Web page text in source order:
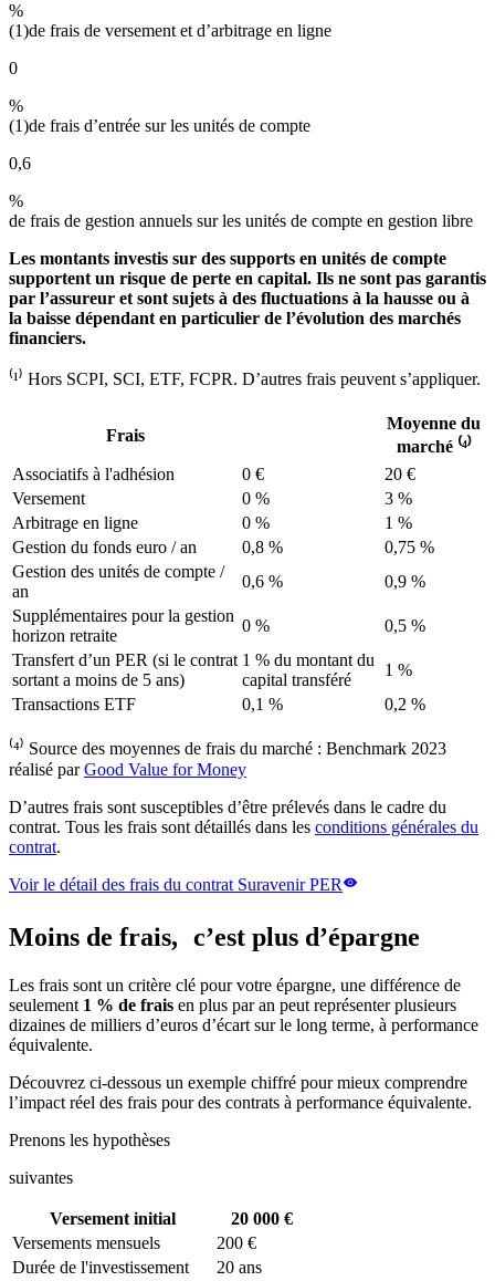
%
(1)de frais de versement et d’arbitrage en ligne
0
%
(1)de frais d’entrée sur les unités de compte
0,6
%
de frais de gestion annuels sur les unités de compte en gestion libre
Les montants investis sur des supports en unités de compte
supportent un risque de perte en capital. Ils ne sont pas garantis
par l’assureur et sont sujets à des fluctuations à la hausse ou à
la baisse dépendant en particulier de l’évolution des marchés
financiers.
⁽¹⁾ Hors SCPI, SCI, ETF, FCPR. D’autres frais peuvent s’appliquer.
Frais
Moyenne du
marché ⁽⁴⁾
Associatifs à l'adhésion
0 €
20 €
Versement
0 %
3 %
Arbitrage en ligne
0 %
1 %
Gestion du fonds euro / an
0,8 %
0,75 %
Gestion des unités de compte /
an
0,6 %
0,9 %
Supplémentaires pour la gestion
horizon retraite
0 %
0,5 %
Transfert d’un PER (si le contrat
sortant a moins de 5 ans)
1 % du montant du
capital transféré
1 %
Transactions ETF
0,1 % 0,2 %
⁽⁴⁾ Source des moyennes de frais du marché : Benchmark 2023
réalisé parGood Value for Money
D’autres frais sont susceptibles d’être prélevés dans le cadre du
contrat. Tous les frais sont détaillés dans les conditions générales du
contrat.
Voir le détail des frais du contrat Suravenir PER
Moins de frais, c’est plus d’épargne
Les frais sont un critère clé pour votre épargne, une différence de
seulement 1 % de frais en plus par an peut représenter plusieurs
dizaines de milliers d’euros d’écart sur le long terme, à performance
équivalente.
Découvrez ci-dessous un exemple chiffré pour mieux comprendre
l’impact réel des frais pour des contrats à performance équivalente.
Prenons les hypothèses
suivantes
Versement initial
20 000 €
Versements mensuels
200 €
Durée de l'investissement
20 ans